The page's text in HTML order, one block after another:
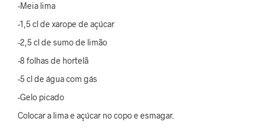
-Meia lima
-1,5 cl de xarope de açúcar
-2,5 cl de sumo de limão
-8 folhas de hortelã
-5 cl de água com gás
-Gelo picado
Colocar a lima e açúcar no copo e esmagar.